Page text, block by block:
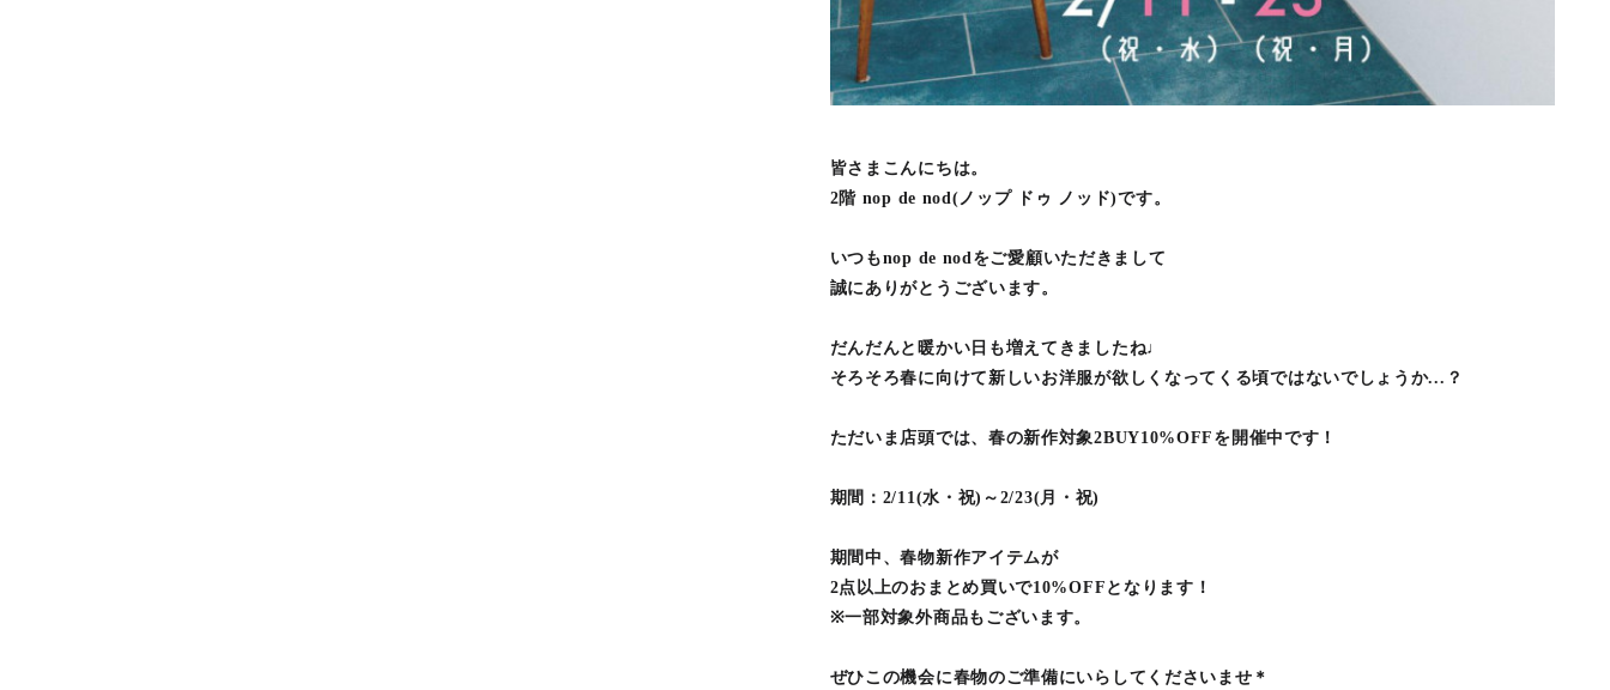
皆さまこんにちは。
2階 nop de nod(ノップ ドゥ ノッド)です。
いつもnop de nodをご愛顧いただきまして
誠にありがとうございます。
だんだんと暖かい日も増えてきましたね♩
そろそろ春に向けて新しいお洋服が欲しくなってくる頃ではないでしょうか...？
ただいま店頭では、春の新作対象2BUY10%OFFを開催中です！
期間：2/11(水・祝)～2/23(月・祝)
期間中、春物新作アイテムが
2点以上のおまとめ買いで10%OFFとなります！
※一部対象外商品もございます。
ぜひこの機会に春物のご準備にいらしてくださいませ＊